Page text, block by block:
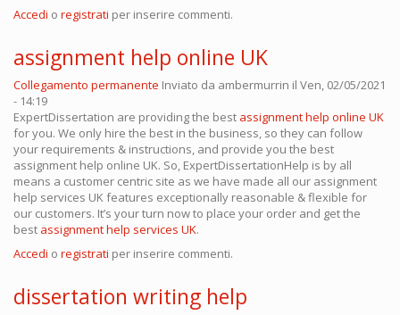
Accedi o registrati per inserire commenti.
assignment help online UK
Collegamento permanente Inviato da ambermurrin il Ven, 02/05/2021
- 14:19
ExpertDissertation are providing the best assignment help online UK
for you. We only hire the best in the business, so they can follow
your requirements & instructions, and provide you the best
assignment help online UK. So, ExpertDissertationHelp is by all
means a customer centric site as we have made all our assignment
help services UK features exceptionally reasonable & flexible for
our customers. It’s your turn now to place your order and get the
best assignment help services UK.
Accedi o registrati per inserire commenti.
dissertation writing help